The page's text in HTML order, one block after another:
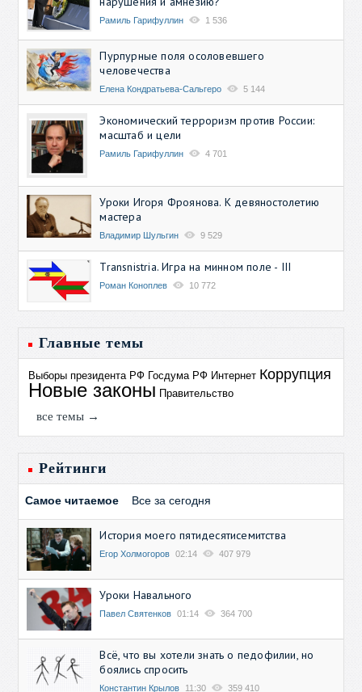
Рамиль Гарифуллин 1 536
Пурпурные поля осоловевшего
человечества
Елена Кондратьева-Сальгеро 5 144
Экономический терроризм против России:
масштаб и цели
Рамиль Гарифуллин 4 701
Уроки Игоря Фроянова. К девяностолетию
мастера
Владимир Шульгин 9 529
Transnistria. Игра на минном поле - III
Роман Коноплев 10 772
Главные темы
Выборы президента РФ Госдума РФ Интернет Коррупция
Новые законы Правительство
все темы →
Рейтинги
Самое читаемое Все за сегодня
История моего пятидесятисемитства
Егор Холмогоров 02:14 407 979
Уроки Навального
Павел Святенков 01:14 364 700
Всё, что вы хотели знать о педофилии, но
боялись спросить
Константин Крылов 11:30 359 410